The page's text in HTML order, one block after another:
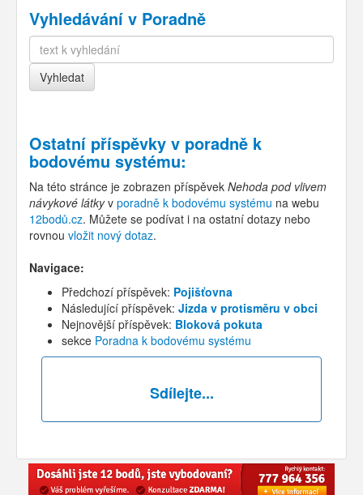
Vyhledávání v Poradně
Ostatní příspěvky v poradně k
bodovému systému:
Na této stránce je zobrazen příspěvek Nehoda pod vlivem
návykové látkyv poradně k bodovému systému na webu
12bodů.cz. Můžete se podívat i na ostatní dotazy nebo
rovnou vložit nový dotaz.
Navigace:
Předchozí příspěvek: Pojišťovna
Následující příspěvek: Jizda v protisměru v obci
Nejnovější příspěvek: Bloková pokuta
sekce Poradna k bodovému systému
Sdílejte...